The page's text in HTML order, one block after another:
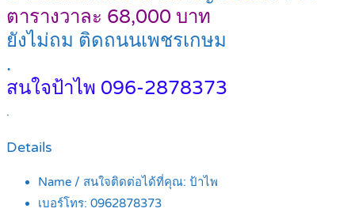
ตารางวาละ 68,000 บาท
ยังไม่ถม ติดถนนเพชรเกษม
.
สนใจป้าไพ 096-2878373
.
Details
Name / สนใจติดต่อได้ที่คุณ: ป้าไพ
เบอร์โทร: 0962878373